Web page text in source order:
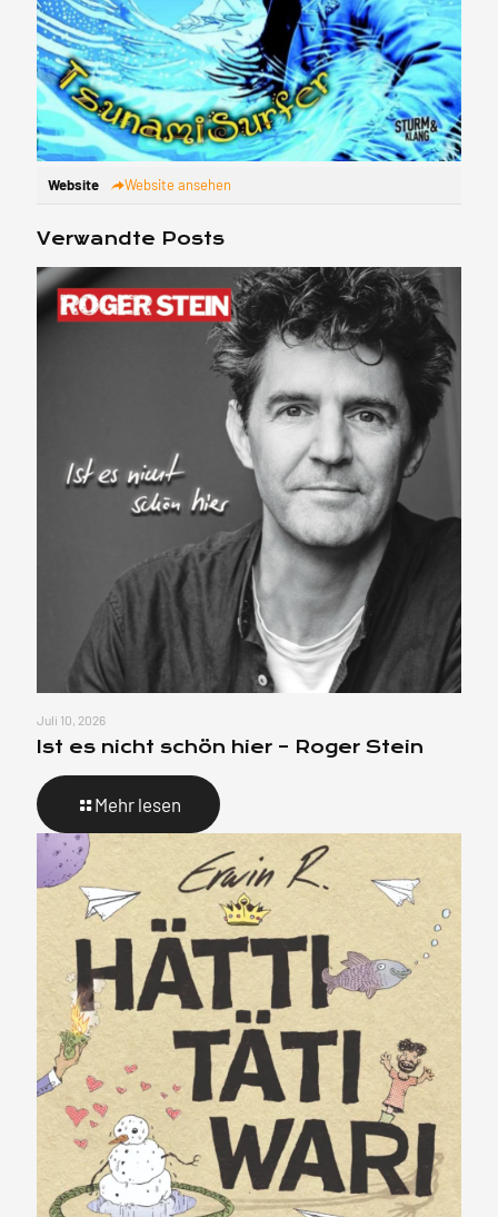
Website Website ansehen
Verwandte Posts
Juli 10, 2026
Ist es nicht schön hier – Roger Stein
Mehr lesen